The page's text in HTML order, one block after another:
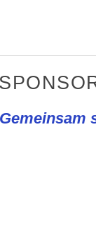
Gemeinsam